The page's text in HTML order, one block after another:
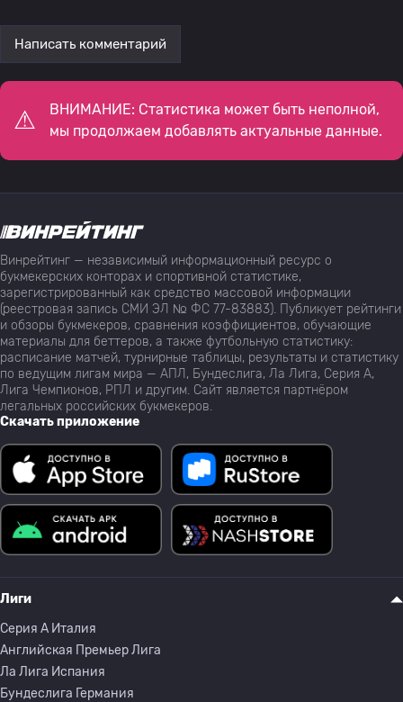
Написать комментарий
ВНИМАНИЕ: Статистика может быть неполной,
мы продолжаем добавлять актуальные данные.
Винрейтинг — независимый информационный ресурс о
букмекерских конторах и спортивной статистике,
зарегистрированный как средство массовой информации
(реестровая запись СМИ ЭЛ № ФС 77-83883). Публикует рейтинги
и обзоры букмекеров, сравнения коэффициентов, обучающие
материалы для беттеров, а также футбольную статистику:
расписание матчей, турнирные таблицы, результаты и статистику
по ведущим лигам мира — АПЛ, Бундеслига, Ла Лига, Серия А,
Лига Чемпионов, РПЛ и другим. Сайт является партнёром
легальных российских букмекеров.
Скачать приложение
Лиги
Серия A Италия
Английская Премьер Лига
Ла Лига Испания
Бундеслига Германия